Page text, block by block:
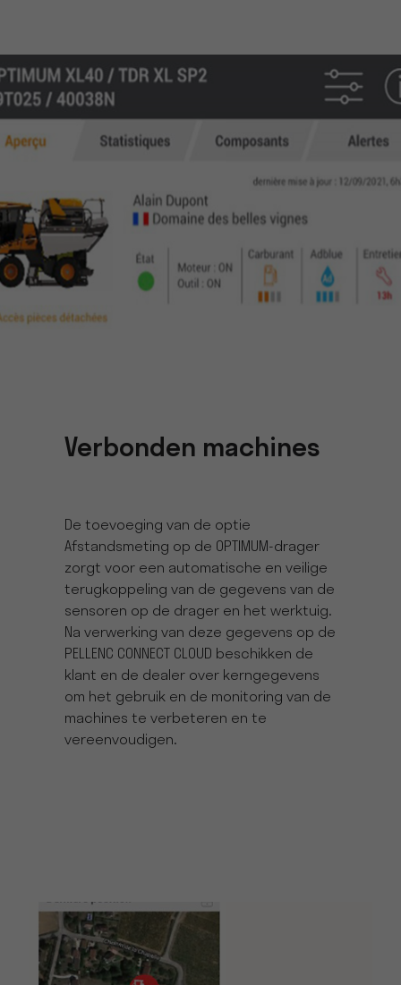
Verbonden machines
De toevoeging van de optie
Afstandsmeting op de OPTIMUM-drager
zorgt voor een automatische en veilige
terugkoppeling van de gegevens van de
sensoren op de drager en het werktuig.
Na verwerking van deze gegevens op de
PELLENC CONNECT CLOUD beschikken de
klant en de dealer over kerngegevens
om het gebruik en de monitoring van de
machines te verbeteren en te
vereenvoudigen.